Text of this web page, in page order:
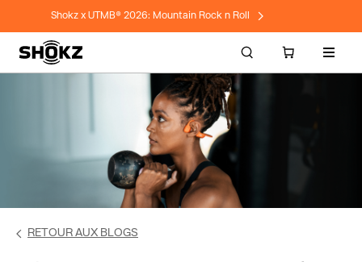
Shokz x UTMB® 2026: Mountain Rock n Roll
RETOUR AUX BLOGS